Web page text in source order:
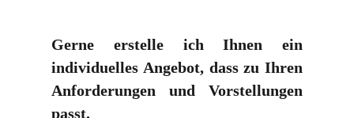
Gerne erstelle ich Ihnen ein
individuelles Angebot, dass zu Ihren
Anforderungen und Vorstellungen
passt.